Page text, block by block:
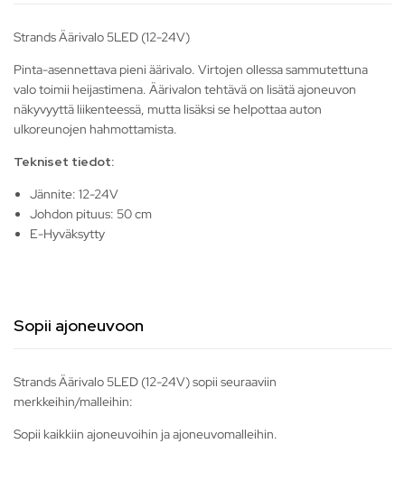
Strands Äärivalo 5LED (12-24V)
Pinta-asennettava pieni äärivalo. Virtojen ollessa sammutettuna
valo toimii heijastimena. Äärivalon tehtävä on lisätä ajoneuvon
näkyvyyttä liikenteessä, mutta lisäksi se helpottaa auton
ulkoreunojen hahmottamista.
Tekniset tiedot:
Jännite: 12-24V
Johdon pituus: 50 cm
E-Hyväksytty
Sopii ajoneuvoon
Strands Äärivalo 5LED (12-24V) sopii seuraaviin
merkkeihin/malleihin:
Sopii kaikkiin ajoneuvoihin ja ajoneuvomalleihin.